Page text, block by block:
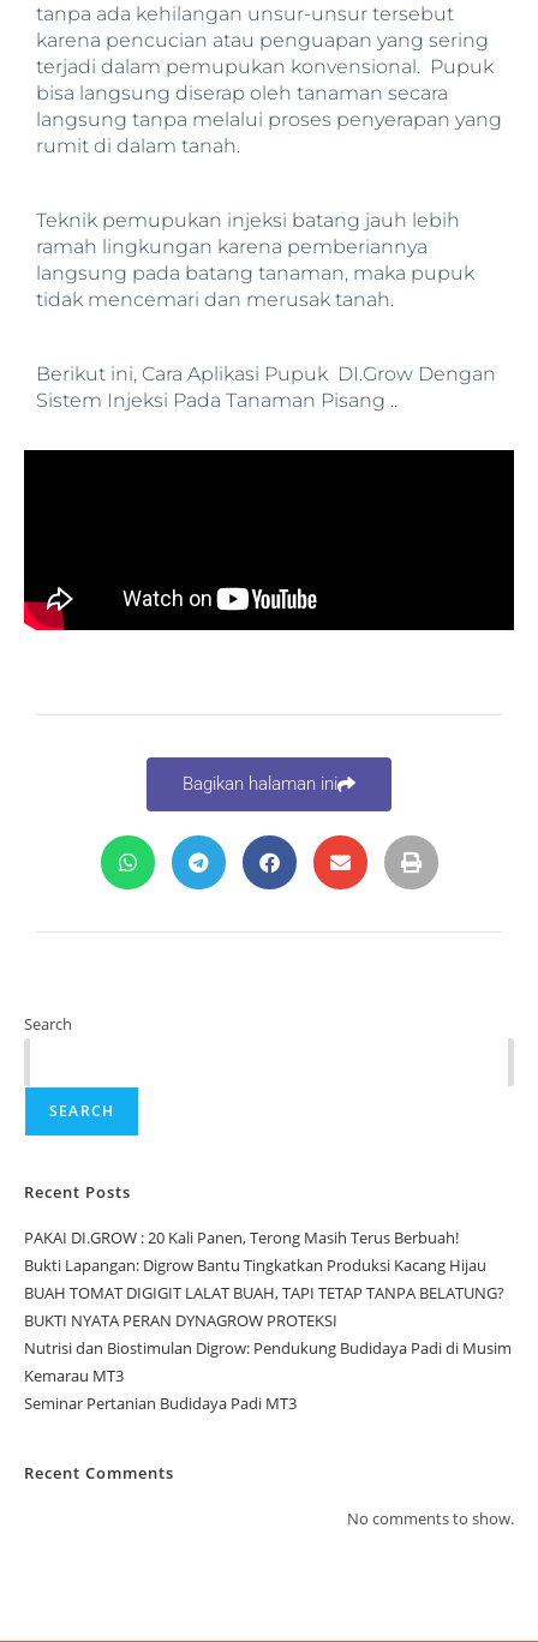
tanpa ada kehilangan unsur-unsur tersebut
karena pencucian atau penguapan yang sering
terjadi dalam pemupukan konvensional. Pupuk
bisa langsung diserap oleh tanaman secara
langsung tanpa melalui proses penyerapan yang
rumit di dalam tanah.
Teknik pemupukan injeksi batang jauh lebih
ramah lingkungan karena pemberiannya
langsung pada batang tanaman, maka pupuk
tidak mencemari dan merusak tanah.
Berikut ini, Cara Aplikasi Pupuk DI.Grow Dengan
Sistem Injeksi Pada Tanaman Pisang ..
Bagikan halaman ini
Search
SEARCH
Recent Posts
PAKAI DI.GROW : 20 Kali Panen, Terong Masih Terus Berbuah!
Bukti Lapangan: Digrow Bantu Tingkatkan Produksi Kacang Hijau
BUAH TOMAT DIGIGIT LALAT BUAH, TAPI TETAP TANPA BELATUNG?
BUKTI NYATA PERAN DYNAGROW PROTEKSI
Nutrisi dan Biostimulan Digrow: Pendukung Budidaya Padi di Musim
Kemarau MT3
Seminar Pertanian Budidaya Padi MT3
Recent Comments
No comments to show.